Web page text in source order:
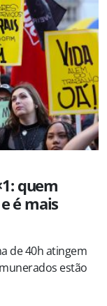
quem
é mais
de 40h atingem
estão